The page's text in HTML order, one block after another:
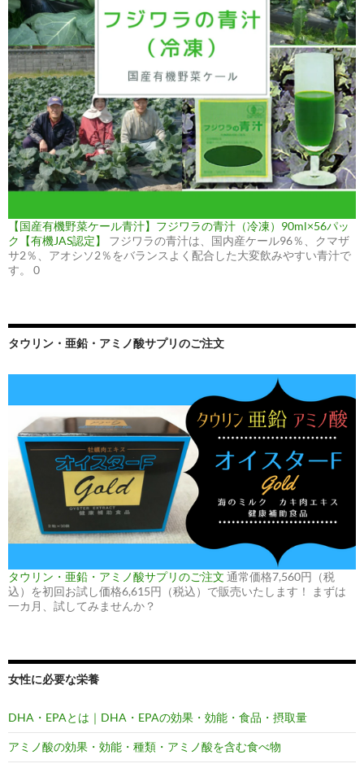
【国産有機野菜ケール青汁】フジワラの青汁（冷凍）90ml×56パッ
ク【有機JAS認定】
フジワラの青汁は、国内産ケール96％、クマザ
サ2％、アオシソ2％をバランスよく配合した大変飲みやすい青汁で
す。 0
タウリン・亜鉛・アミノ酸サプリのご注文
タウリン・亜鉛・アミノ酸サプリのご注文 通常価格7,560円（税
込）を初回お試し価格6,615円（税込）で販売いたします！ まずは
一カ月、試してみませんか？
女性に必要な栄養
DHA・EPAとは｜DHA・EPAの効果・効能・食品・摂取量
アミノ酸の効果・効能・種類・アミノ酸を含む食べ物